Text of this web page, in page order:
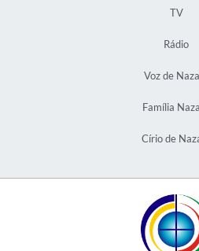
TV
Rádio
Voz de
Família
Círio de